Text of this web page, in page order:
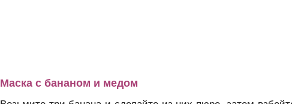
Маска с бананом и медом